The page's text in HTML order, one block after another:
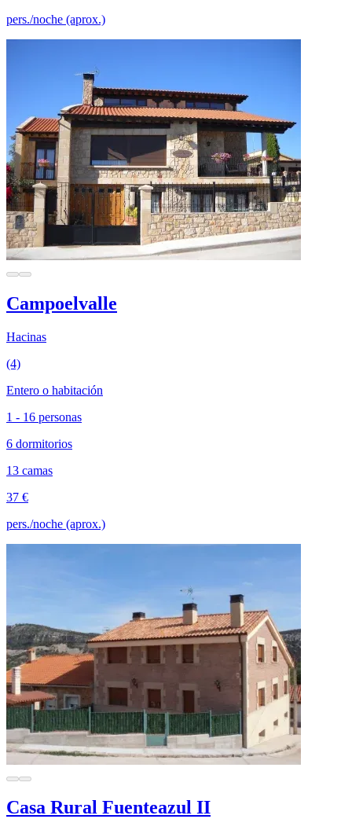
pers./noche (aprox.)
Campoelvalle
Hacinas
(4)
Entero o habitación
1 - 16 personas
6 dormitorios
13 camas
37 €
pers./noche (aprox.)
Casa Rural Fuenteazul II